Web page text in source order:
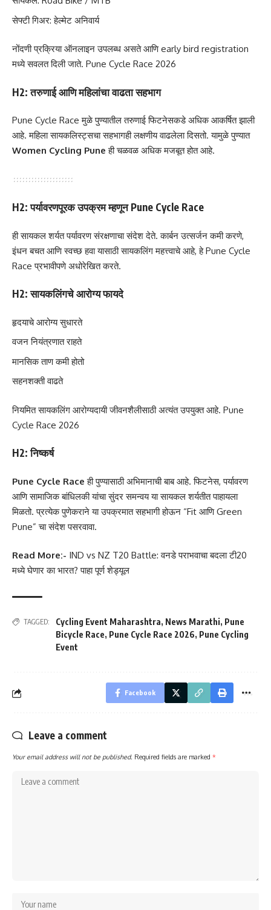
सेफ्टी गिअर: हेल्मेट अनिवार्य
नोंदणी प्रक्रिया ऑनलाइन उपलब्ध असते आणि early bird registration
मध्ये सवलत दिली जाते. Pune Cycle Race 2026
H2: तरुणाई आणि महिलांचा वाढता सहभाग
Pune Cycle Race मुळे पुण्यातील तरुणाई फिटनेसकडे अधिक आकर्षित झाली
आहे. महिला सायकलिस्ट्सचा सहभागही लक्षणीय वाढलेला दिसतो. यामुळे पुण्यात
Women Cycling Pune ही चळवळ अधिक मजबूत होत आहे.
H2: पर्यावरणपूरक उपक्रम म्हणून Pune Cycle Race
ही सायकल शर्यत पर्यावरण संरक्षणाचा संदेश देते. कार्बन उत्सर्जन कमी करणे,
इंधन बचत आणि स्वच्छ हवा यासाठी सायकलिंग महत्त्वाचे आहे, हे Pune Cycle
Race प्रभावीपणे अधोरेखित करते.
H2: सायकलिंगचे आरोग्य फायदे
हृदयाचे आरोग्य सुधारते
वजन नियंत्रणात राहते
मानसिक ताण कमी होतो
सहनशक्ती वाढते
नियमित सायकलिंग आरोग्यदायी जीवनशैलीसाठी अत्यंत उपयुक्त आहे. Pune
Cycle Race 2026
H2: निष्कर्ष
Pune Cycle Race ही पुण्यासाठी अभिमानाची बाब आहे. फिटनेस, पर्यावरण
आणि सामाजिक बांधिलकी यांचा सुंदर समन्वय या सायकल शर्यतीत पाहायला
मिळतो. प्रत्येक पुणेकराने या उपक्रमात सहभागी होऊन “Fit आणि Green
Pune” चा संदेश पसरवावा.
Read More:- IND vs NZ T20 Battle: वनडे पराभवाचा बदला टी20
मध्ये घेणार का भारत? पाहा पूर्ण शेड्यूल
TAGGED: Cycling Event Maharashtra, News Marathi, Pune
Bicycle Race, Pune Cycle Race 2026, Pune Cycling
Event
Facebook
Leave a comment
Your email address will not be published. Required fields are marked *